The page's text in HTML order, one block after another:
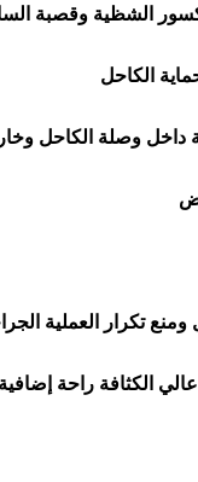
الشظية وقصبة
الكاحل
داخل وصلة الكاحل
ومنع تكرار العملية
الكثافة راحة إضافية